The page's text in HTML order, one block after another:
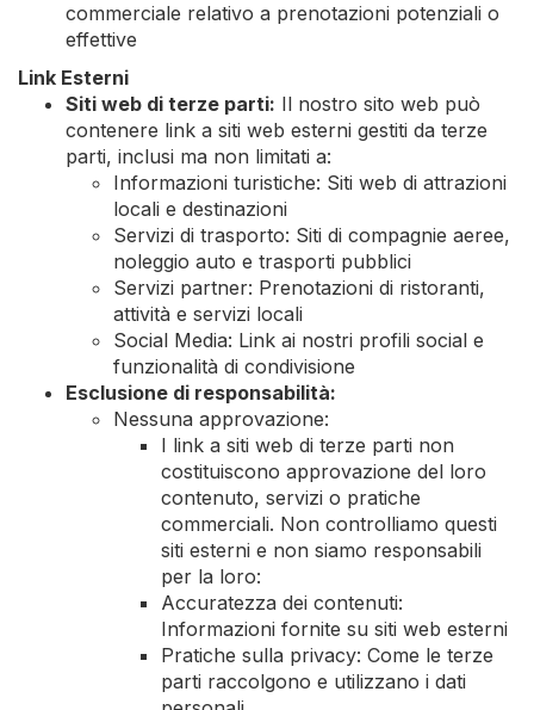
commerciale relativo a prenotazioni potenziali o
effettive
Link Esterni
Siti web di terze parti: Il nostro sito web può
contenere link a siti web esterni gestiti da terze
parti, inclusi ma non limitati a:
Informazioni turistiche: Siti web di attrazioni
locali e destinazioni
Servizi di trasporto: Siti di compagnie aeree,
noleggio auto e trasporti pubblici
Servizi partner: Prenotazioni di ristoranti,
attività e servizi locali
Social Media: Link ai nostri profili social e
funzionalità di condivisione
Esclusione di responsabilità:
Nessuna approvazione:
I link a siti web di terze parti non
costituiscono approvazione del loro
contenuto, servizi o pratiche
commerciali. Non controlliamo questi
siti esterni e non siamo responsabili
per la loro:
Accuratezza dei contenuti:
Informazioni fornite su siti web esterni
Pratiche sulla privacy: Come le terze
parti raccolgono e utilizzano i dati